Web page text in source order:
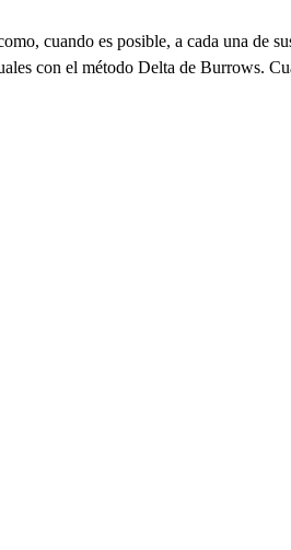
cuando es posible, a cada una de
con el método Delta de Burrows.